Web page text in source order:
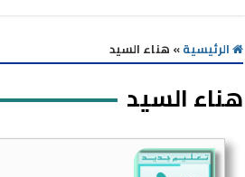
الرئيسية» هناء السيد
هناء السيد